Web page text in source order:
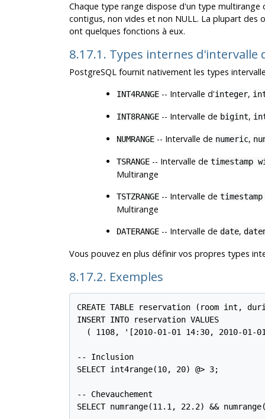
Chaque type range dispose d'un type
contigus, non vides et non NULL. La plupart des
ont quelques fonctions à eux.
8.17.1. Types internes
PostgreSQL fournit nativement les types
INT4RANGE-- Intervalle d'integer,
INT8RANGE-- Intervalle de bigint,
NUMRANGE-- Intervalle de numeric,
TSRANGE-- Intervalle de timestamp
Multirange
TSTZRANGE-- Intervalle de
Multirange
DATERANGE-- Intervalle de date,
Vous pouvez en plus définir vos propres types
8.17.2. Exemples
CREATE TABLE reservation (room int,
INSERT INTO reservation VALUES
( 1108, '[2010-01-01 14:30, 2010-01-
-- Inclusion
SELECT int4range(10, 20) @> 3;
-- Chevauchement
SELECT numrange(11.1, 22.2) &&